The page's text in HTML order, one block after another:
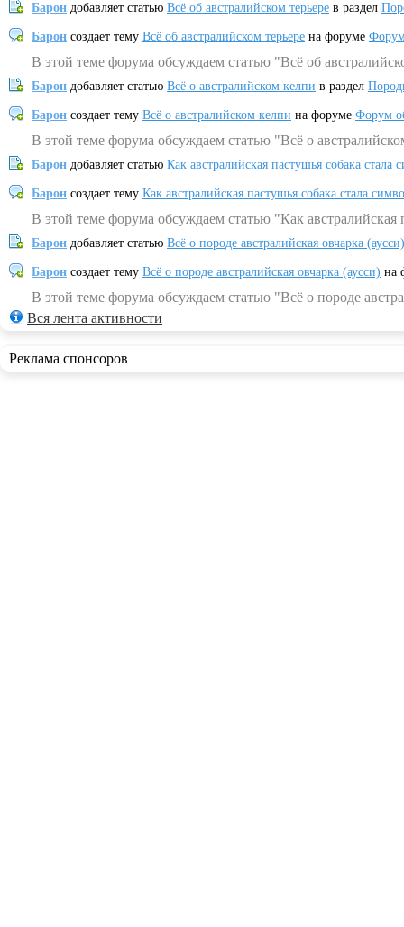
Барон добавляет статью Всё об австралийском терьере в раздел
Барон создает тему Всё об австралийском терьере на форуме
В этой теме форума обсуждаем статью "Всё об
Барон добавляет статью Всё о австралийском келпи в раздел
Барон создает тему Всё о австралийском келпи на форуме Форум
В этой теме форума обсуждаем статью "Всё о
Барон добавляет статью Как австралийская пастушья собака
Барон создает тему Как австралийская пастушья собака стала
В этой теме форума обсуждаем статью "Как
Барон добавляет статью Всё о породе австралийская овчарка (аусси)
Барон создает тему Всё о породе австралийская овчарка (аусси) на
В этой теме форума обсуждаем статью "Всё о породе
Вся лента активности
Реклама спонсоров